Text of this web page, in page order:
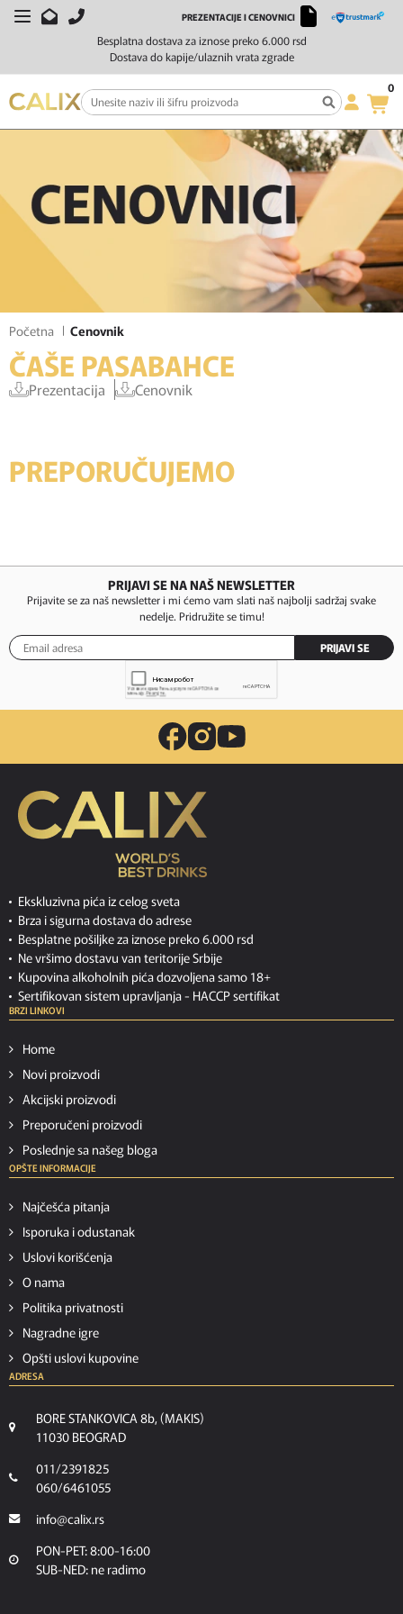
Besplatna dostava za iznose preko 6.000 rsd
Dostava do kapije/ulaznih vrata zgrade
PREZENTACIJE I CENOVNICI
0
Početna Cenovnik
ČAŠE PASABAHCE
Prezentacija Cenovnik
PREPORUČUJEMO
PRIJAVI SE NA NAŠ NEWSLETTER
Prijavite se za naš newsletter i mi ćemo vam slati naš najbolji sadržaj svake
nedelje. Pridružite se timu!
PRIJAVI SE
Ekskluzivna pića iz celog sveta
Brza i sigurna dostava do adrese
Besplatne pošiljke za iznose preko 6.000 rsd
Ne vršimo dostavu van teritorije Srbije
Kupovina alkoholnih pića dozvoljena samo 18+
Sertifikovan sistem upravljanja - HACCP sertifikat
BRZI LINKOVI
Home
Novi proizvodi
Akcijski proizvodi
Preporučeni proizvodi
Poslednje sa našeg bloga
OPŠTE INFORMACIJE
Najčešća pitanja
Isporuka i odustanak
Uslovi korišćenja
O nama
Politika privatnosti
Nagradne igre
Opšti uslovi kupovine
ADRESA
BORE STANKOVICA 8b, (MAKIS)
11030 BEOGRAD
011/2391825
060/6461055
info@calix.rs
PON-PET: 8:00-16:00
SUB-NED: ne radimo